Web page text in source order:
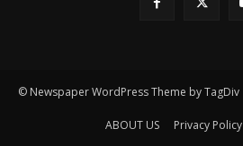
© Newspaper WordPress Theme by TagDiv
ABOUT US Privacy Policy